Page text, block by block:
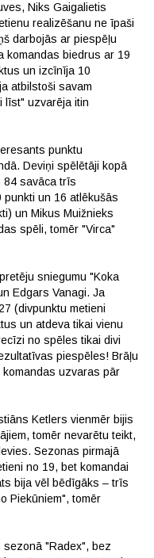
Niks Gaigalietis
realizēšanu ne īpaši
darbojās ar piespēļu
komandas biedrus ar 19
un izcīnīja 10
atbilstoši savam
līst" uzvarēja itin
punktu
Deviņi spēlētāji kopā
84 savāca trīs
un 16 atlēkušās
un Mikus Muižnieks
spēli, tomēr "Virca"
sniegumu "Koka
Edgars Vanagi. Ja
(divpunktu metieni
un atdeva tikai vienu
no spēles tikai divi
piespēles! Brāļu
uzvaras pār
Ketlers vienmēr bijis
tomēr nevarētu teikt,
Sezonas pirmajā
no 19, bet komandai
bija vēl bēdīgāks – trīs
Piekūniem", tomēr
sezonā "Radex", bez